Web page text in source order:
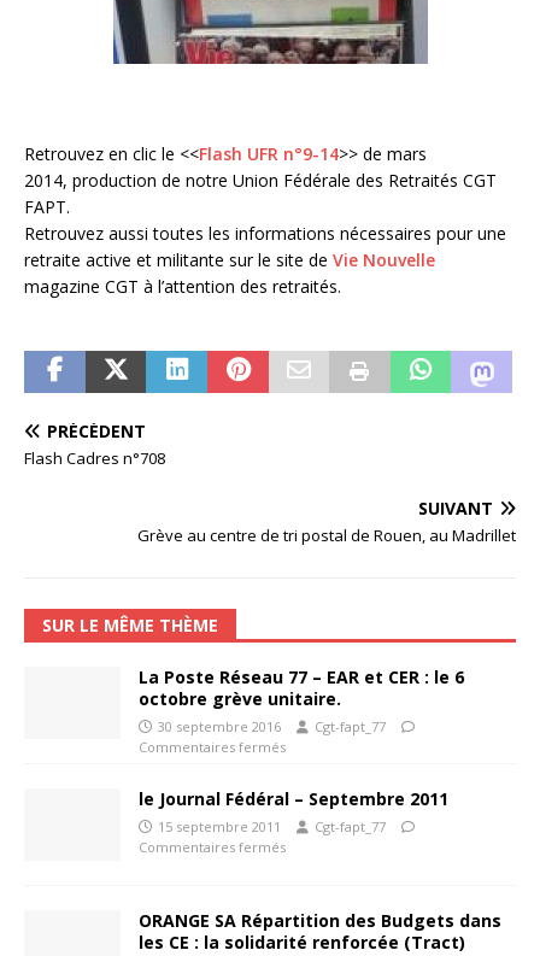
Retrouvez en clic le <<Flash UFR n°9-14>> de mars
2014, production de notre Union Fédérale des Retraités CGT
FAPT.
Retrouvez aussi toutes les informations nécessaires pour une
retraite active et militante sur le site de Vie Nouvelle
magazine CGT à l’attention des retraités.
PRÉCÉDENT
Flash Cadres n°708
SUIVANT
Grève au centre de tri postal de Rouen, au Madrillet
SUR LE MÊME THÈME
La Poste Réseau 77 – EAR et CER : le 6
octobre grève unitaire.
30 septembre 2016
Cgt-fapt_77
Commentaires fermés
le Journal Fédéral – Septembre 2011
15 septembre 2011
Cgt-fapt_77
Commentaires fermés
ORANGE SA Répartition des Budgets dans
les CE : la solidarité renforcée (Tract)